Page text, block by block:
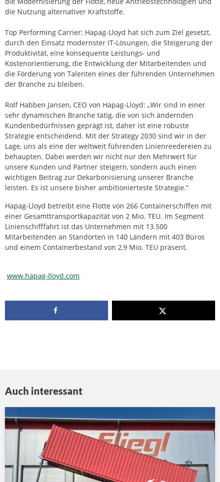
die Nutzung alternativer Kraftstoffe.
Top Performing Carrier: Hapag-Lloyd hat sich zum Ziel gesetzt,
durch den Einsatz modernster IT-Lösungen, die Steigerung der
Produktivität, eine konsequente Leistungs- und
Kostenorientierung, die Entwicklung der Mitarbeitenden und
die Förderung von Talenten eines der führenden Unternehmen
der Branche zu bleiben.
Rolf Habben Jansen, CEO von Hapag-Lloyd: „Wir sind in einer
sehr dynamischen Branche tätig, die von sich ändernden
Kundenbedürfnissen geprägt ist, daher ist eine robuste
Strategie entscheidend. Mit der Strategy 2030 sind wir in der
Lage, uns als eine der weltweit führenden Linienreedereien zu
behaupten. Dabei werden wir nicht nur den Mehrwert für
unsere Kunden und Partner steigern, sondern auch einen
wichtigen Beitrag zur Dekarbonisierung unserer Branche
leisten. Es ist unsere bisher ambitionierteste Strategie.“
Hapag-Lloyd betreibt eine Flotte von 266 Containerschiffen mit
einer Gesamttransportkapazität von 2 Mio. TEU. Im Segment
Linienschifffahrt ist das Unternehmen mit 13.500
Mitarbeitenden an Standorten in 140 Ländern mit 403 Büros
und einem Containerbestand von 2,9 Mio. TEU präsent.
www.hapag-lloyd.com
Auch interessant